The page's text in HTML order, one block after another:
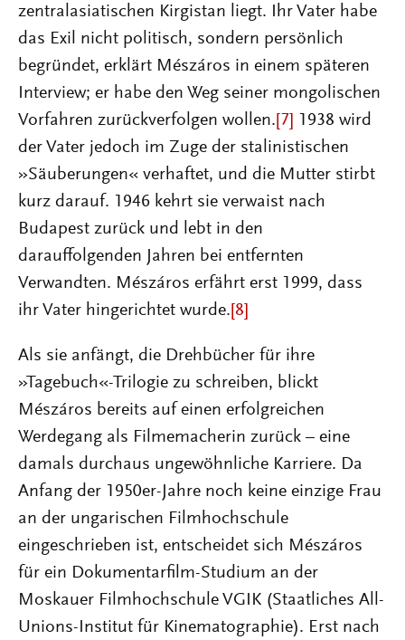
zentralasiatischen Kirgistan liegt. Ihr Vater habe
das Exil nicht politisch, sondern persönlich
begründet, erklärt Mészáros in einem späteren
Interview; er habe den Weg seiner mongolischen
Vorfahren zurückverfolgen wollen. [7]
1938 wird
der Vater jedoch im Zuge der stalinistischen
»Säuberungen« verhaftet, und die Mutter stirbt
kurz darauf. 1946 kehrt sie verwaist nach
Budapest zurück und lebt in den
darauffolgenden Jahren bei entfernten
Verwandten. Mészáros erfährt erst 1999, dass
ihr Vater hingerichtet wurde. [8]
Als sie anfängt, die Drehbücher für ihre
»Tagebuch«-Trilogie zu schreiben, blickt
Mészáros bereits auf einen erfolgreichen
Werdegang als Filmemacherin zurück – eine
damals durchaus ungewöhnliche Karriere. Da
Anfang der 1950er-Jahre noch keine einzige Frau
an der ungarischen Filmhochschule
eingeschrieben ist, entscheidet sich Mészáros
für ein Dokumentarfilm-Studium an der
Moskauer Filmhochschule VGIK (Staatliches All-
Unions-Institut für Kinematographie). Erst nach